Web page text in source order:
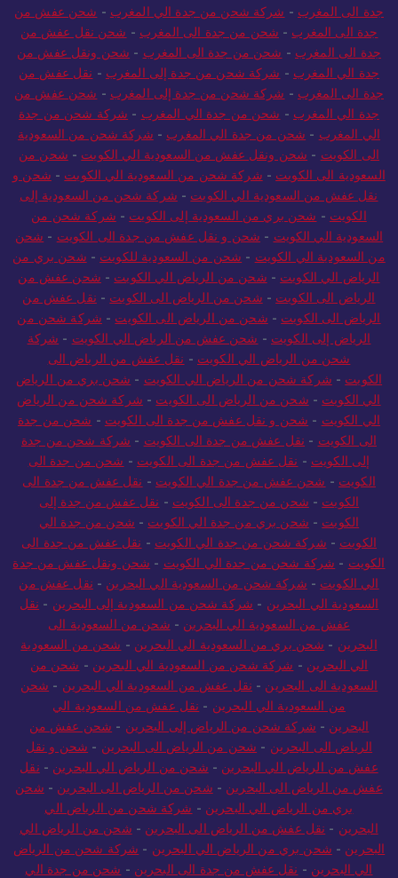
جدة الى المغرب - شركة شحن من جدة الي المغرب - شحن عفش من
جدة الى المغرب - شحن من جدة الى المغرب - شحن نقل عفش من
جدة الى المغرب - شحن من جدة الى المغرب - شحن ونقل عفش من
جدة الي المغرب - شركة شحن من جدة إلى المغرب - نقل عفش من
جدة الى المغرب - شركة شحن من جدة إلى المغرب - شحن عفش من
جدة الي المغرب - شحن من جدة الي المغرب - شركة شحن من جدة
الي المغرب - شحن من جدة الي المغرب - شركة شحن من السعودية
الى الكويت - شحن ونقل عفش من السعودية الي الكويت - شحن من
السعودية الى الكويت - شركة شحن من السعودية الي الكويت - شحن و
نقل عفش من السعودية الي الكويت - شركة شحن من السعودية إلى
الكويت - شحن بري من السعودية إلى الكويت - شركة شحن من
السعودية الي الكويت - شحن و نقل عفش من جدة الى الكويت - شحن
من السعودية الي الكويت - شحن من السعودية للكويت - شحن بري من
الرياض الي الكويت - شحن من الرياض الي الكويت - شحن عفش من
الرياض الى الكويت - شحن من الرياض الى الكويت - نقل عفش من
الرياض الى الكويت - شحن من الرياض الى الكويت - شركة شحن من
الرياض إلى الكويت - شحن عفش من الرياض الي الكويت - شركة
شحن من الرياض الي الكويت - نقل عفش من الرياض الى
الكويت - شركة شحن من الرياض الي الكويت - شحن بري من الرياض
الي الكويت - شحن من الرياض الى الكويت - شركة شحن من الرياض
الي الكويت - شحن و نقل عفش من جدة الى الكويت - شحن من جدة
الى الكويت - نقل عفش من جدة الى الكويت - شركة شحن من جدة
إلى الكويت - نقل عفش من جدة الى الكويت - شحن من جدة الى
الكويت - شحن عفش من جدة الي الكويت - نقل عفش من جدة الى
الكويت - شحن من جدة الى الكويت - نقل عفش من جدة إلى
الكويت - شحن بري من جدة الي الكويت - شحن من جدة الي
الكويت - شركة شحن من جدة الي الكويت - نقل عفش من جدة الى
الكويت - شركة شحن من جدة الي الكويت - شحن ونقل عفش من جدة
الي الكويت - شركة شحن من السعودية الي البحرين - نقل عفش من
السعودية الي البحرين - شركة شحن من السعودية إلى البحرين - نقل
عفش من السعودية الي البحرين - شحن من السعودية الى
البحرين - شحن بري من السعودية الي البحرين - شحن من السعودية
الي البحرين - شركة شحن من السعودية الي البحرين - شحن من
السعودية الى البحرين - نقل عفش من السعودية الي البحرين - شحن
من السعودية الي البحرين - نقل عفش من السعودية الي
البحرين - شركة شحن من الرياض إلى البحرين - شحن عفش من
الرياض الى البحرين - شحن من الرياض الى البحرين - شحن و نقل
عفش من الرياض الي البحرين - شحن من الرياض الي البحرين - نقل
عفش من الرياض الى البحرين - شحن من الرياض الى البحرين - شحن
بري من الرياض الي البحرين - شركة شحن من الرياض الي
البحرين - نقل عفش من الرياض الى البحرين - شحن من الرياض الي
البحرين - شحن بري من الرياض الي البحرين - شركة شحن من الرياض
الي البحرين - نقل عفش من جدة الى البحرين - شحن من جدة الي